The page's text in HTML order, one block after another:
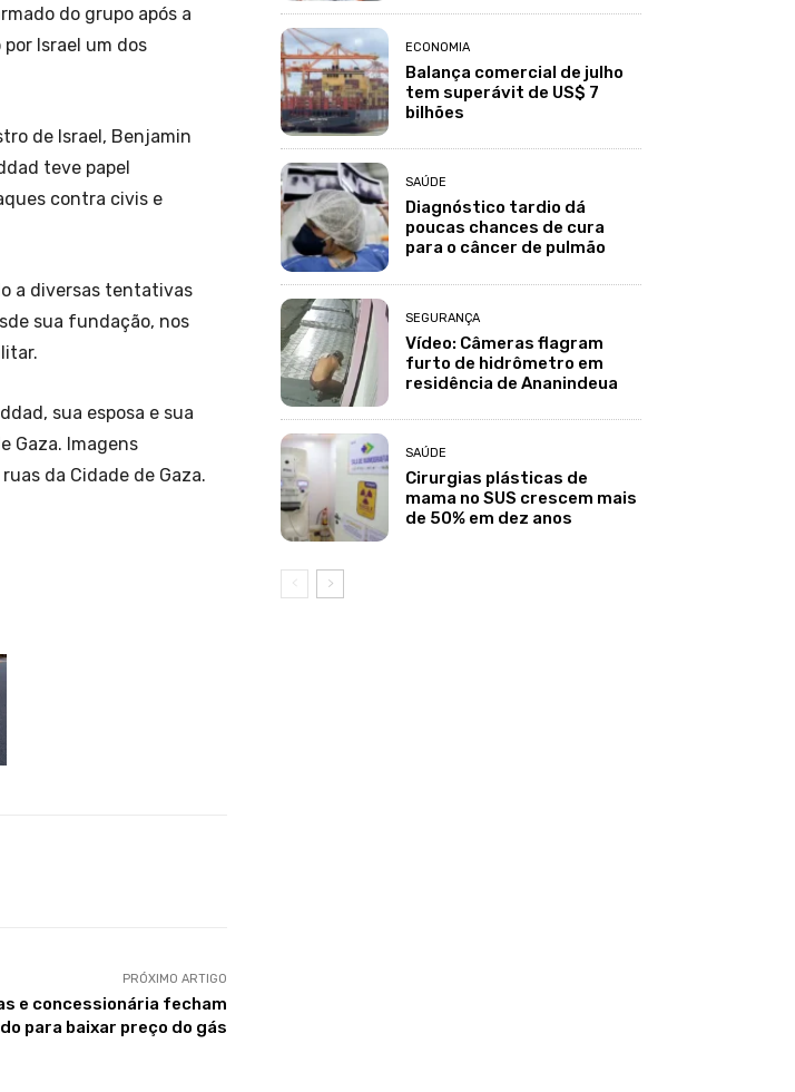
do grupo após a
Israel um dos
de Israel, Benjamin
teve papel
contra civis e
a diversas tentativas
sua fundação, nos
sua esposa e sua
Gaza. Imagens
da Cidade de Gaza.
PRÓXIMO ARTIGO
e concessionária fecham
para baixar preço do gás
ECONOMIA
Balança comercial de julho
tem superávit de US$ 7
bilhões
SAÚDE
Diagnóstico tardio dá
poucas chances de cura
para o câncer de pulmão
SEGURANÇA
Vídeo: Câmeras flagram
furto de hidrômetro em
residência de Ananindeua
SAÚDE
Cirurgias plásticas de
mama no SUS crescem mais
de 50% em dez anos